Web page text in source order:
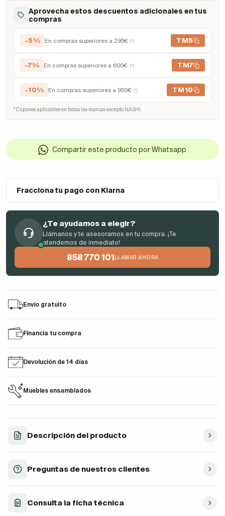
Aprovecha estos descuentos adicionales en tus
compras
-5% En compras superiores a 295€ (*) TM5
-7% En compras superiores a 600€ (*) TM7
-10% En compras superiores a 950€ (*) TM10
* Cupones aplicables en todas las marcas excepto NASHI.
Compartir este producto por Whatsapp
Fracciona tu pago con Klarna
¿Te ayudamos a elegir?
Llámanos y te asesoramos en tu compra. ¡Te
atendemos de inmediato!
858 770 101 LLAMAR AHORA
Envío gratuito
Financia tu compra
Devolución de 14 días
Muebles ensamblados
Descripción del producto
Preguntas de nuestros clientes
Consulta la ficha técnica